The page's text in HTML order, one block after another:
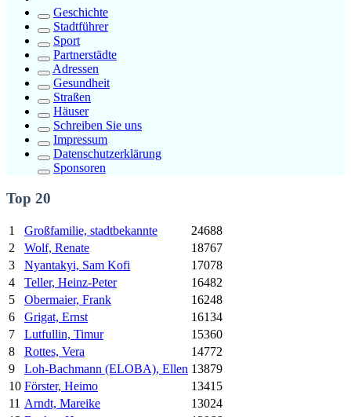
Geschichte
Stadtführer
Sport
Partnerstädte
Adressen
Gesundheit
Straßen
Häuser
Schreiben Sie uns
Impressum
Datenschutzerklärung
Sponsoren
Top 20
1 Großfamilie, stadtbekannte
24688
2
Wolf, Renate
18767
3
Nyantakyi, Sam Kofi
17078
4
Teller, Heinz-Peter
16482
5
Obermaier, Frank
16248
6
Grigat, Ernst
16134
7
Lutfullin, Timur
15360
8
Rottes, Vera
14772
9
Loh-Bachmann (ELOBA), Ellen 13879
10 Förster, Heimo
13415
11 Arndt, Mareike
13024